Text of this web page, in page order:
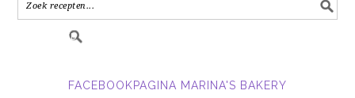
FACEBOOKPAGINA MARINA'S BAKERY